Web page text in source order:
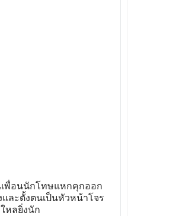
เพื่อนนักโทษแหกคุกออก
ละตั้งตนเป็นหัวหน้าโจร
หลยิ่งนัก